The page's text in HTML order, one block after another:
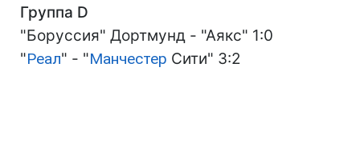
Группа D
"Боруссия" Дортмунд - "Аякс" 1:0
"Реал" - "Манчестер Сити" 3:2